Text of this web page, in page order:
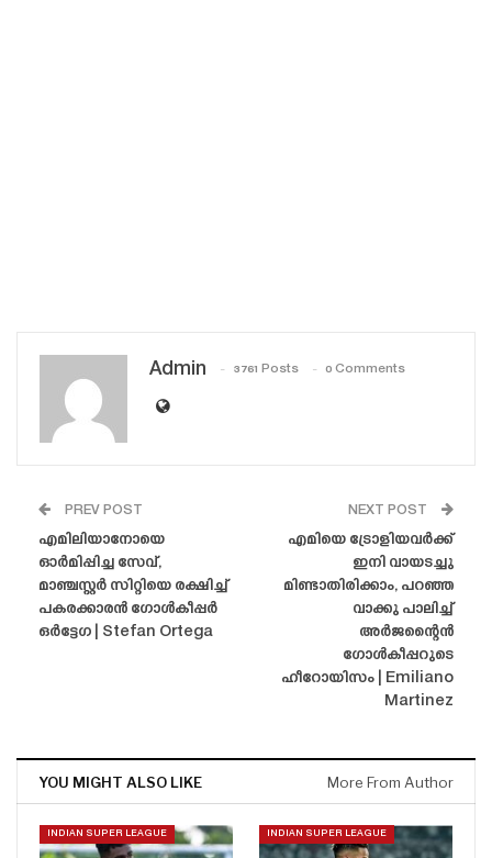
Admin 3761 Posts 0 Comments
PREV POST
എമിലിയാനോയെ
ഓർമിപ്പിച്ച സേവ്,
മാഞ്ചസ്റ്റർ സിറ്റിയെ രക്ഷിച്ച്
പകരക്കാരൻ ഗോൾകീപ്പർ
ഒർട്ടേഗ | Stefan Ortega
NEXT POST
എമിയെ ട്രോളിയവർക്ക്
ഇനി വായടച്ചു
മിണ്ടാതിരിക്കാം, പറഞ്ഞ
വാക്കു പാലിച്ച്
അർജന്റൈൻ
ഗോൾകീപ്പറുടെ
ഹീറോയിസം | Emiliano
Martinez
YOU MIGHT ALSO LIKE More From Author
INDIAN SUPER LEAGUE INDIAN SUPER LEAGUE